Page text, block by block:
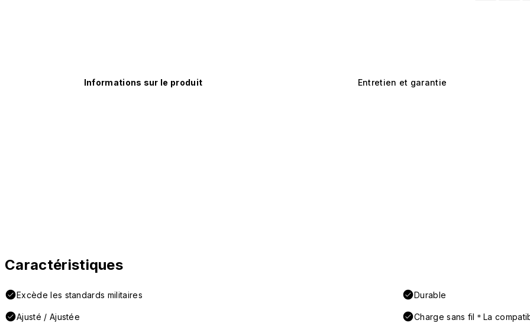
Informations sur le produit Entretien et garantie
Caractéristiques
Excède les standards militaires Durable
Ajusté / Ajustée Charge sans fil＊La